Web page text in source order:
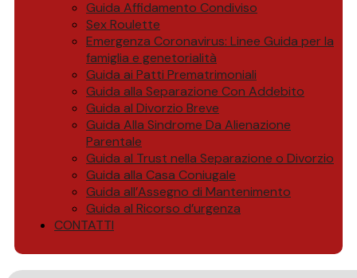
Guida Affidamento Condiviso
Sex Roulette
Emergenza Coronavirus: Linee Guida per la
famiglia e genetorialità
Guida ai Patti Prematrimoniali
Guida alla Separazione Con Addebito
Guida al Divorzio Breve
Guida Alla Sindrome Da Alienazione
Parentale
Guida al Trust nella Separazione o Divorzio
Guida alla Casa Coniugale
Guida all’Assegno di Mantenimento
Guida al Ricorso d’urgenza
CONTATTI